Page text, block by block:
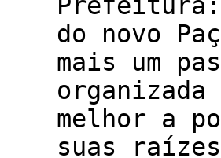
do novo
mais um
melhor a
suas